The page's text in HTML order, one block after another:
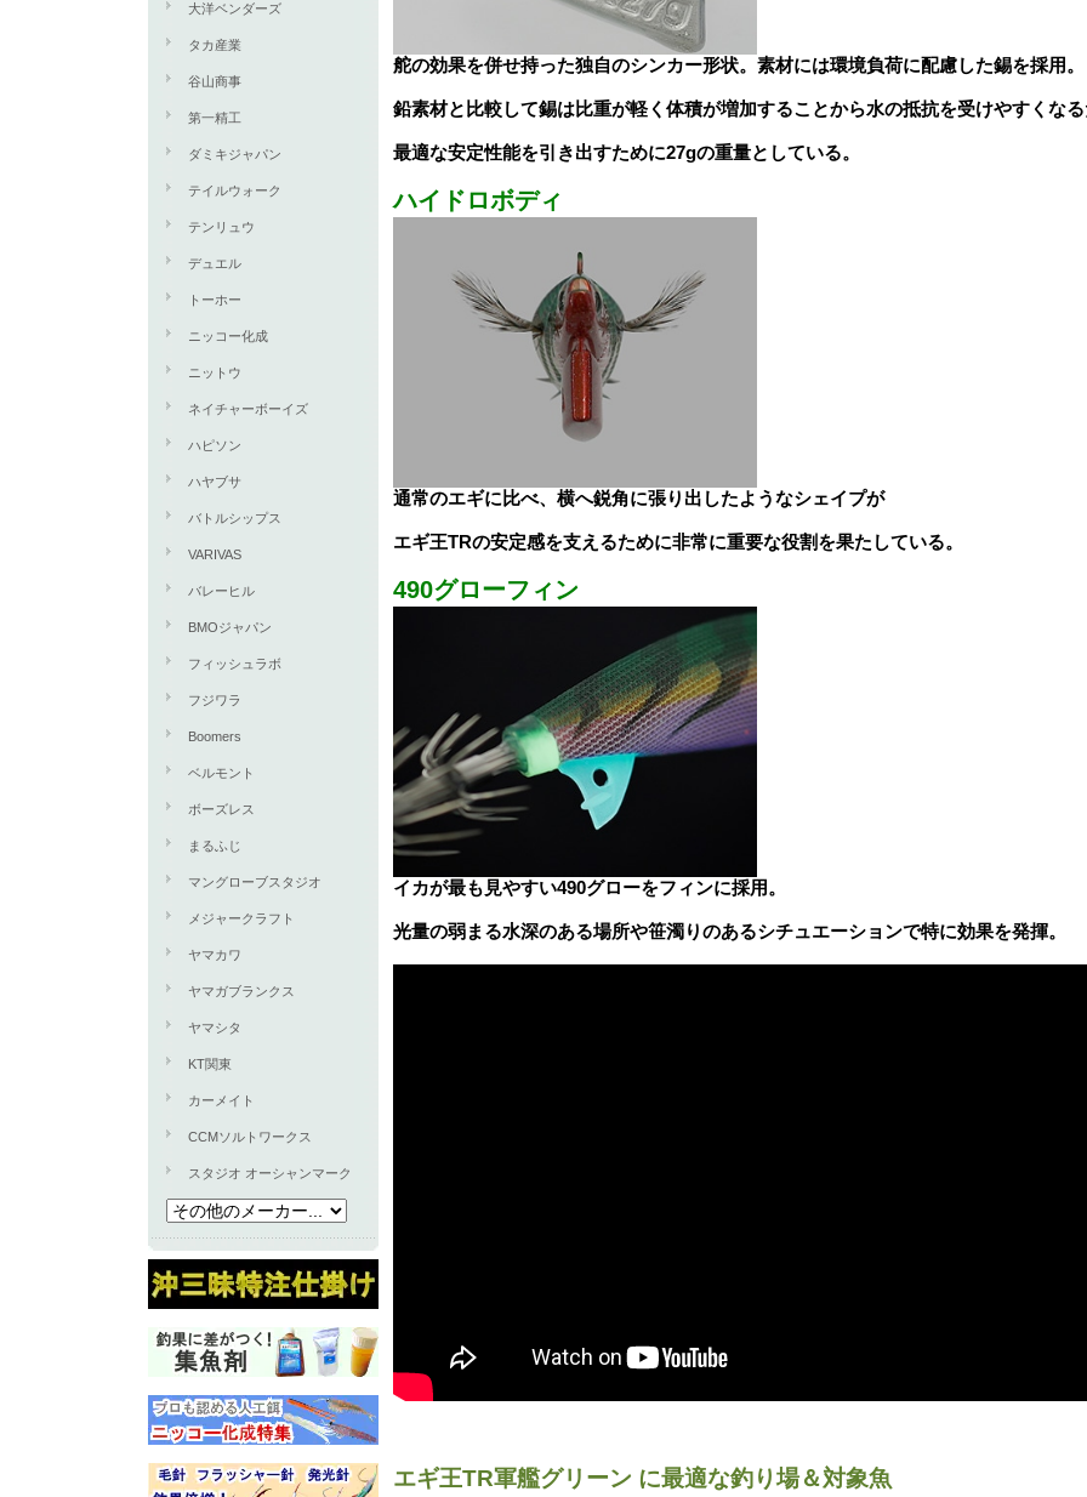
大洋ベンダーズ
タカ産業
谷山商事
第一精工
ダミキジャパン
テイルウォーク
テンリュウ
デュエル
トーホー
ニッコー化成
ニットウ
ネイチャーボーイズ
ハピソン
ハヤブサ
バトルシップス
VARIVAS
バレーヒル
BMOジャパン
フィッシュラボ
フジワラ
Boomers
ベルモント
ボーズレス
まるふじ
マングローブスタジオ
メジャークラフト
ヤマカワ
ヤマガブランクス
ヤマシタ
KT関東
カーメイト
CCMソルトワークス
スタジオ オーシャンマーク
舵の効果を併せ持った独自のシンカー形状。素材には環境負荷に配慮した錫を採用。
鉛素材と比較して錫は比重が軽く体積が増加することから水の抵抗を受けやすくな
最適な安定性能を引き出すために27gの重量としている。
ハイドロボディ
通常のエギに比べ、横へ鋭角に張り出したようなシェイプが
エギ王TRの安定感を支えるために非常に重要な役割を果たしている。
490グローフィン
イカが最も見やすい490グローをフィンに採用。
光量の弱まる水深のある場所や笹濁りのあるシチュエーションで特に効果を発揮。
エギ王TR軍艦グリーン に最適な釣り場＆対象魚